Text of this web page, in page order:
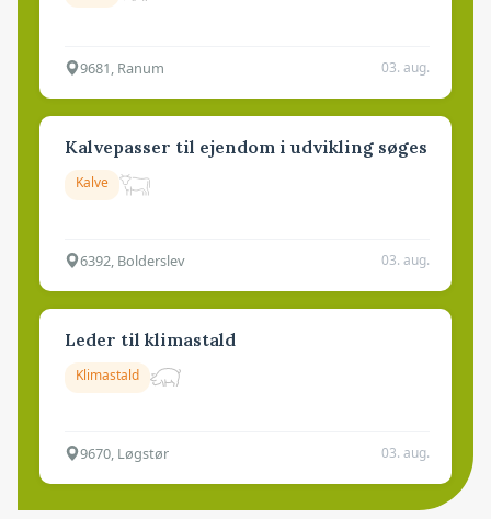
9681, Ranum 03. aug.
Kalvepasser til ejendom i udvikling søges
Kalve
6392, Bolderslev 03. aug.
Leder til klimastald
Klimastald
9670, Løgstør 03. aug.